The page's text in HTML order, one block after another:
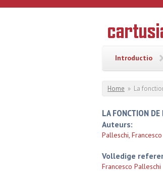
Overslaan en naar de inhoud gaan
Geschiedenis
van de
Introductio
U bent
Home » La
LA FONCTION DE
Auteurs:
Palleschi, Francesco
Volledige
Francesco Palleschi